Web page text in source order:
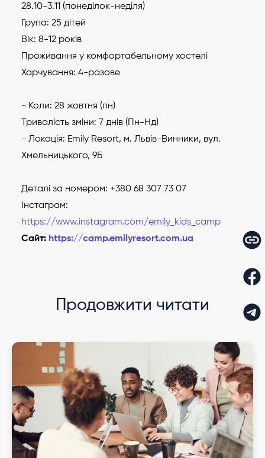
28.10-3.11 (понеділок-неділя)
Група: 25 дітей
Вік: 8-12 років
Проживання у комфортабельному хостелі
Харчування: 4-разове
- Коли: 28 жовтня (пн)
Тривалість зміни: 7 днів (Пн-Нд)
- Локація: Emily Resort, м. Львів-Винники, вул.
Хмельницького, 9Б
Деталі за номером: +380 68 307 73 07
Інстаграм:
https://www.instagram.com/emily_kids_camp
Сайт: https://camp.emilyresort.com.ua
Продовжити читати